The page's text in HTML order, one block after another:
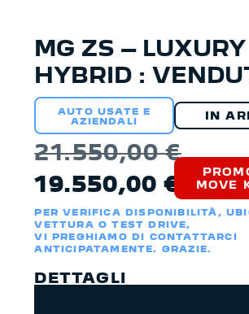
MG ZS – LUXURY
HYBRID :
AUTO USATE E
AZIENDALI
IN
21.550,00€
19.550,00€
MOVE
PER VERIFICA DISPONIBILITÀ,
VETTURA O TEST DRIVE,
VI PREGHIAMO DI CONTATTARCI
ANTICIPATAMENTE. GRAZIE.
DETTAGLI